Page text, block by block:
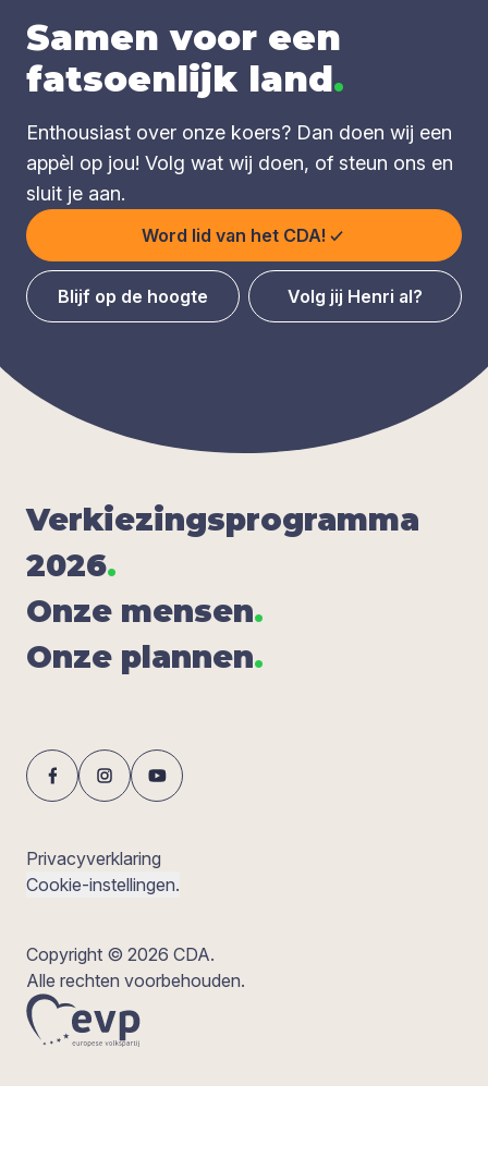
Samen voor een
fatsoenlijk land.
Enthousiast over onze koers? Dan doen wij een
appèl op jou! Volg wat wij doen, of steun ons en
sluit je aan.
Word lid van het CDA!
Blijf op de hoogte Volg jij Henri al?
Ver­kie­zings­pro­gram­ma
2026.
Onze men­sen.
Onze plan­nen.
Privacyverklaring
Cookie-instellingen.
Copyright © 2026 CDA.
Alle rechten voorbehouden.